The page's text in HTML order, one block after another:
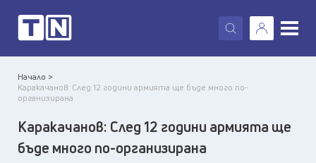
X
Начало >
Каракачанов: След 12 години армията ще бъде много по-
организирана
Каракачанов: След 12 години армията ще
бъде много по-организирана